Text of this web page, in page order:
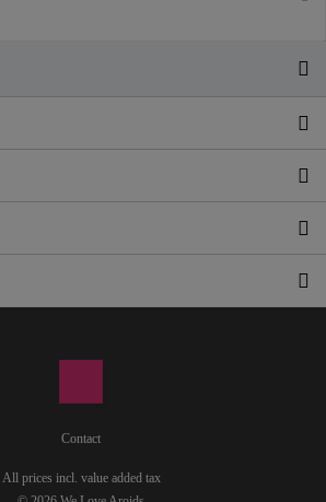
Contact
All prices incl. value added tax